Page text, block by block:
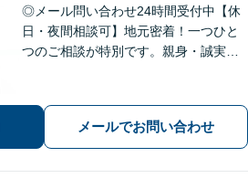
◎メール問い合わせ24時間受付中【休
日・夜間相談可】地元密着！一つひと
つのご相談が特別です。親身・誠実な
応。まずはご相談ください【柏崎駅4分
｜近隣駐車場あり｜弁護士歴10年以
上】
メールでお問い合わせ